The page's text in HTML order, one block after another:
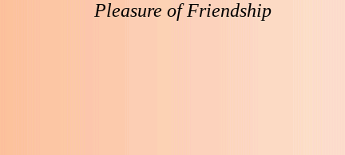
Pleasure of Friendship